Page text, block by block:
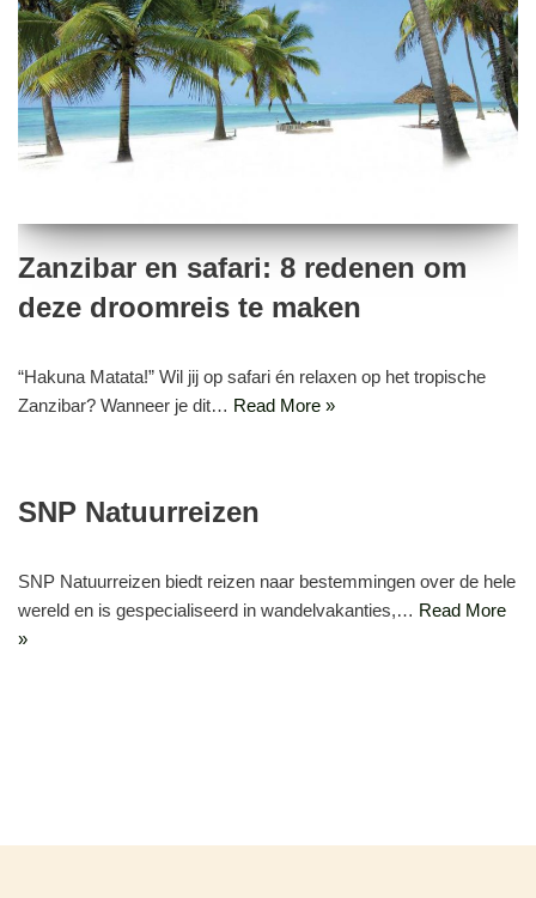
Zanzibar en safari: 8 redenen om
deze droomreis te maken
“Hakuna Matata!” Wil jij op safari én relaxen op het tropische
Zanzibar? Wanneer je dit… Read More »
SNP Natuurreizen
SNP Natuurreizen biedt reizen naar bestemmingen over de hele
wereld en is gespecialiseerd in wandelvakanties,… Read More
»